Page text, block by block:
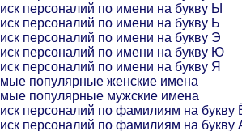
персоналий по имени на букву Ы
персоналий по имени на букву Ь
персоналий по имени на букву Э
персоналий по имени на букву Ю
персоналий по имени на букву Я
популярные женские имена
популярные мужские имена
персоналий по фамилиям на букву
персоналий по фамилиям на букву